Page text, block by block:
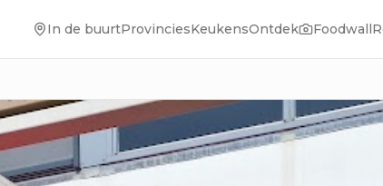
In de buurtProvinciesKeukensOntdek Foodwall